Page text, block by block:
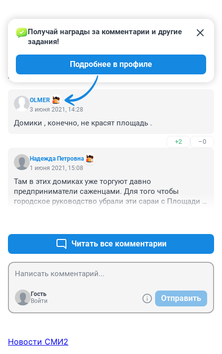
КОММЕНТАРИИ 2
OLMER
Получай награды за комментарии и другие
задания!
Подробнее в профиле
3 июня 2021, 14:28
Домики , конечно, не красят площадь .
+2 –0
Надежда Петровна
1 июня 2021, 15:08
Там в этих домиках уже торгуют давно
предприниматели саженцами. Для того чтобы
городское руководство убрали эти сараи с Площади
Читать все комментарии
Гость
Войти
Отправить
Новости СМИ2